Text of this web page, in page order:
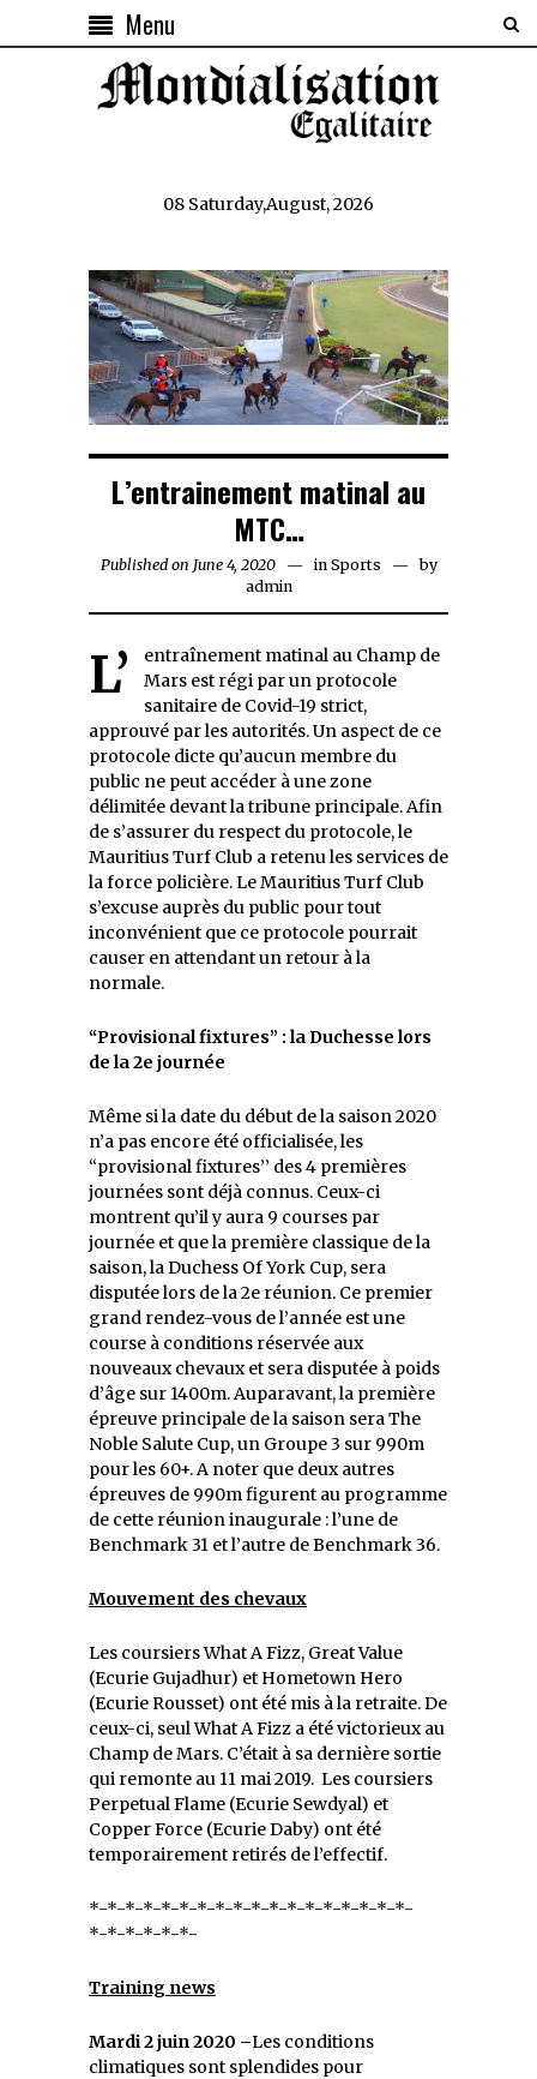
Menu
08 Saturday,August, 2026
L’entrainement matinal au
MTC…
Published on June 4, 2020June
4,
in Sports
by
admin
L’entraînement matinal au Champ de
Mars est régi par un protocole
sanitaire de Covid-19 strict,
approuvé par les autorités. Un aspect de ce
protocole dicte qu’aucun membre du
public ne peut accéder à une zone
délimitée devant la tribune principale. Afin
de s’assurer du respect du protocole, le
Mauritius Turf Club a retenu les services de
la force policière. Le Mauritius Turf Club
s’excuse auprès du public pour tout
inconvénient que ce protocole pourrait
causer en attendant un retour à la
normale.
‘‘Provisional fixtures’’ : la Duchesse lors
de la 2e journée
Même si la date du début de la saison 2020
n’a pas encore été officialisée, les
‘‘provisional fixtures’’ des 4 premières
journées sont déjà connus. Ceux-ci
montrent qu’il y aura 9 courses par
journée et que la première classique de la
saison, la Duchess Of York Cup, sera
disputée lors de la 2e réunion. Ce premier
grand rendez-vous de l’année est une
course à conditions réservée aux
nouveaux chevaux et sera disputée à poids
d’âge sur 1400m. Auparavant, la première
épreuve principale de la saison sera The
Noble Salute Cup, un Groupe 3 sur 990m
pour les 60+. A noter que deux autres
épreuves de 990m figurent au programme
de cette réunion inaugurale : l’une de
Benchmark 31 et l’autre de Benchmark 36.
Mouvement des chevaux
Les coursiers What A Fizz, Great Value
(Ecurie Gujadhur) et Hometown Hero
(Ecurie Rousset) ont été mis à la retraite. De
ceux-ci, seul What A Fizz a été victorieux au
Champ de Mars. C’était à sa dernière sortie
qui remonte au 11 mai 2019. Les coursiers
Perpetual Flame (Ecurie Sewdyal) et
Copper Force (Ecurie Daby) ont été
temporairement retirés de l’effectif.
*-*-*-*-*-*-*-*-*-*-*-*-*-*-*-*-*-*-
*-*-*-*-*-*-
Training news
Mardi 2 juin 2020 –Les conditions
climatiques sont splendides pour